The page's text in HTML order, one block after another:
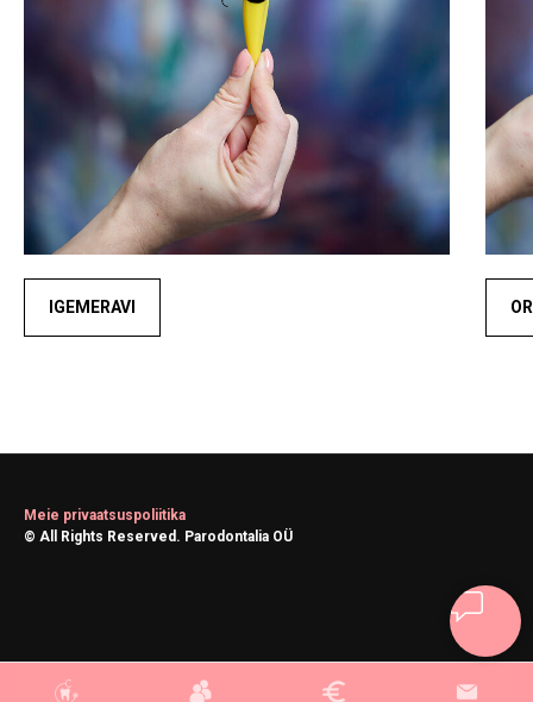
IGEMERAVI
Meie privaatsuspoliitika
© All Rights Reserved. Parodontalia OÜ